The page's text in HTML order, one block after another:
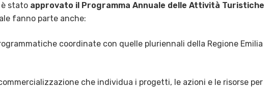
è stato approvato il Programma Annuale delle Attività Turistiche
fanno parte anche:
coordinate con quelle pluriennali della Regione Emilia
che individua i progetti, le azioni e le risorse per